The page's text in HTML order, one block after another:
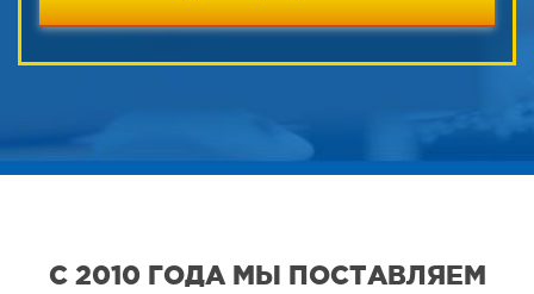
С 2010 ГОДА МЫ ПОСТАВЛЯЕМ